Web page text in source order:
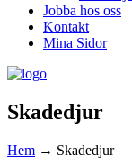
Jobba hos oss
Kontakt
Mina Sidor
Skadedjur
Hem → Skadedjur